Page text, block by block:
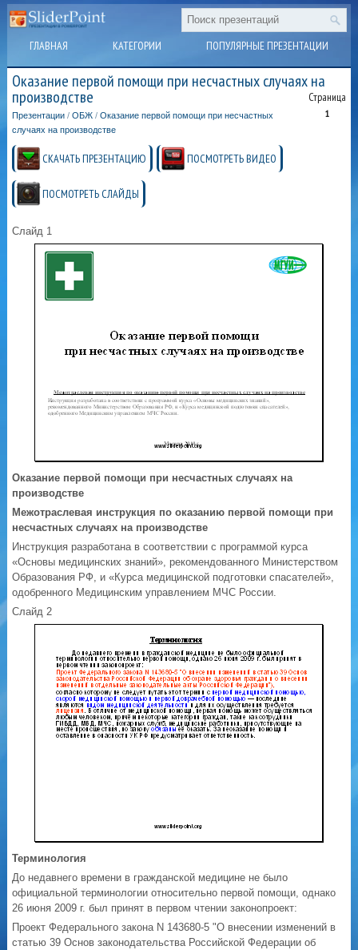
ГЛАВНАЯ КАТЕГОРИИ ПОПУЛЯРНЫЕ ПРЕЗЕНТАЦИИ
Оказание первой помощи при несчастных случаях на
производстве Страница
1
Презентации /ОБЖ /Оказание первой помощи при несчастных
случаях на производстве
СКАЧАТЬ ПРЕЗЕНТАЦИЮ ПОСМОТРЕТЬ ВИДЕО
ПОСМОТРЕТЬ СЛАЙДЫ
Слайд 1
Оказание первой помощи при несчастных случаях на
производстве
Межотраслевая инструкция по оказанию первой помощи при
несчастных случаях на производстве
Инструкция разработана в соответствии с программой курса
«Основы медицинских знаний», рекомендованного Министерством
Образования РФ, и «Курса медицинской подготовки спасателей»,
одобренного Медицинским управлением МЧС России.
Слайд 2
Терминология
До недавнего времени в гражданской медицине не было
официальной терминологии относительно первой помощи, однако
26 июня 2009 г. был принят в первом чтении законопроект:
Проект Федерального закона N 143680-5 "О внесении изменений в
статью 39 Основ законодательства Российской Федерации об